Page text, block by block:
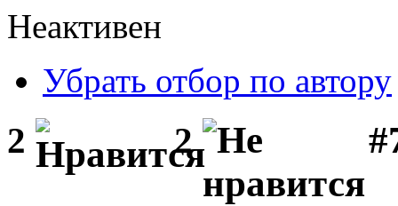
Неактивен
Убрать отбор по автору
2 2